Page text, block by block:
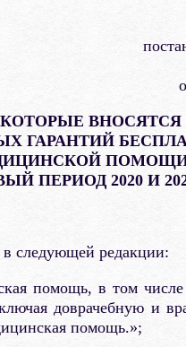
ВНОСЯТСЯ
ГАРАНТИЙ
ПОМОЩИ
ПЕРИОД 2020 И
следующей редакции:
помощь, в том
доврачебную и
помощь.»;